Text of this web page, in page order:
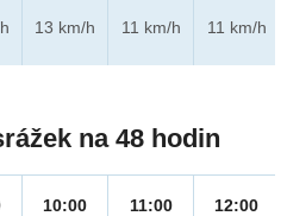
13 km/h
11 km/h
11 km/h
na 48 hodin
10:00
11:00
12:00